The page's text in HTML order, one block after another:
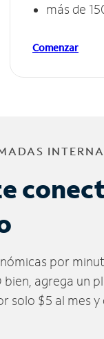
más de
Comenzar
por
agrega un
solo $5 al mes